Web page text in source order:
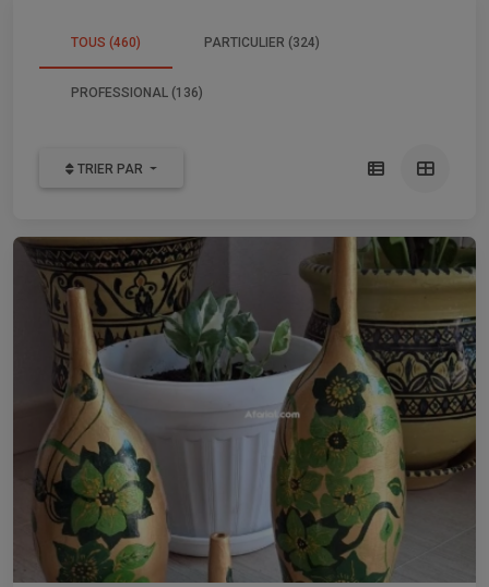
TOUS (460) PARTICULIER (324)
PROFESSIONAL (136)
TRIER PAR